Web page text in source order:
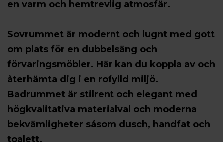
en varm och hemtrevlig atmosfär.
Sovrummet är modernt och lugnt med gott
om plats för en dubbelsäng och
förvaringsmöbler. Här kan du koppla av och
återhämta dig i en rofylld miljö.
Badrummet är stilrent och elegant med
högkvalitativa materialval och moderna
bekvämligheter såsom dusch, handfat och
toalett.